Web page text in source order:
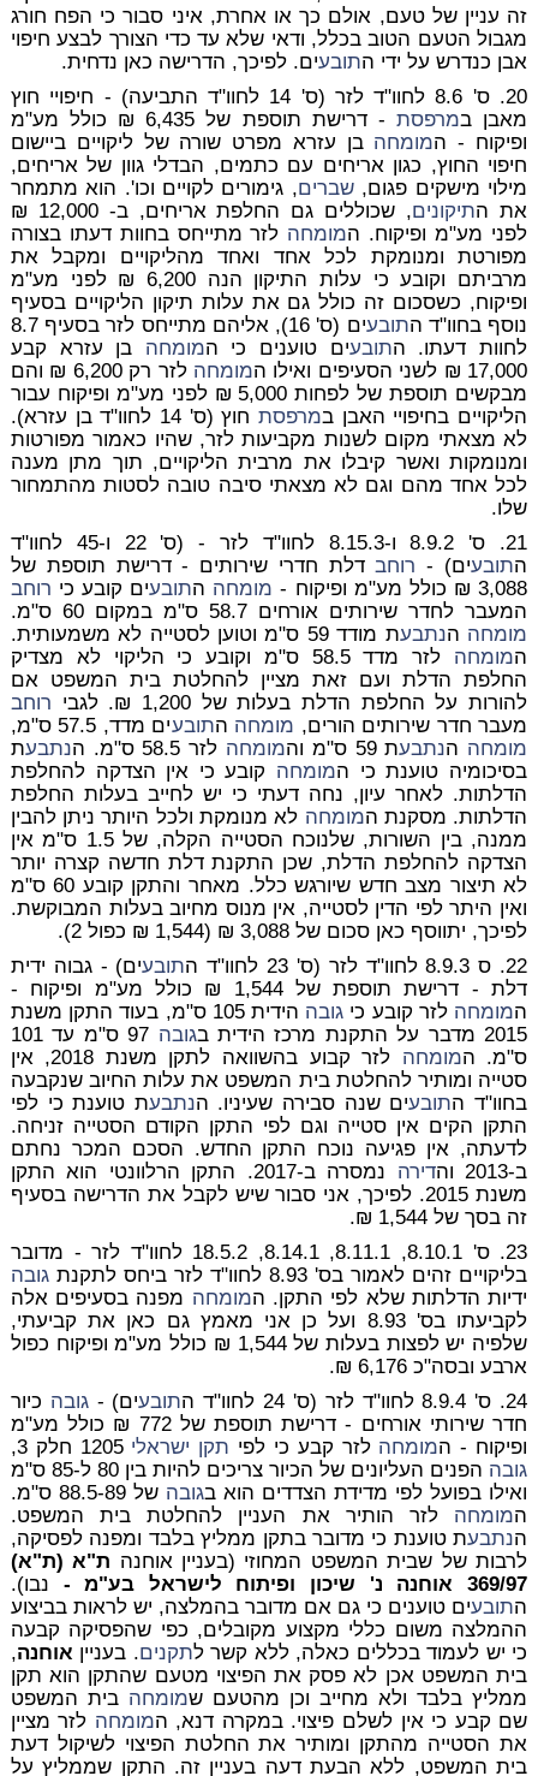
זה עניין של טעם, אולם כך או אחרת, איני סבור כי הפח חורג
מגבול הטעם הטוב בכלל, ודאי שלא עד כדי הצורך לבצע חיפוי
אבן כנדרש על ידי התובעים. לפיכך, הדרישה כאן נדחית.
20.
ס' 8.6 לחוו"ד לזר (ס' 14 לחוו"ד התביעה) - חיפויי חוץ
מאבן במרפסת
- דרישת תוספת של 6,435 ₪ כולל מע"מ
ופיקוח - המומחה בן עזרא מפרט שורה של ליקויים ביישום
חיפוי החוץ, כגון אריחים עם כתמים, הבדלי גוון של אריחים,
מילוי מישקים פגום,שברים, גימורים לקויים וכו'. הוא מתמחר
את התיקונים
, שכוללים גם החלפת אריחים, ב- 12,000 ₪
לפני מע"מ ופיקוח. המומחה לזר מתייחס בחוות דעתו בצורה
מפורטת ומנומקת לכל אחד ואחד מהליקויים ומקבל את
מרביתם וקובע כי עלות התיקון הנה 6,200 ₪ לפני מע"מ
ופיקוח, כשסכום זה כולל גם את עלות תיקון הליקויים בסעיף
נוסף בחוו"ד התובע
ים (ס' 16), אליהם מתייחס לזר בסעיף 8.7
לחוות דעתו. התובעים טוענים כי המומחה בן עזרא קבע
17,000 ₪ לשני הסעיפים ואילו ה
מומחה
לזר רק 6,200 ₪ והם
מבקשים תוספת של לפחות 5,000 ₪ לפני מע"מ ופיקוח עבור
הליקויים בחיפויי האבן במרפסת
חוץ (ס' 14 לחוו"ד בן עזרא).
לא מצאתי מקום לשנות מקביעות לזר, שהיו כאמור מפורטות
ומנומקות ואשר קיבלו את מרבית הליקויים, תוך מתן מענה
לכל אחד מהם וגם לא מצאתי סיבה טובה לסטות מהתמחור
שלו.
21.
ס' 8.9.2 ו-8.15.3 לחוו"ד לזר - (ס' 22 ו-45 לחוו"ד
התובעים) - רוחבדלת חדרי שירותים - דרישת תוספת של
3,088 ₪ כולל מע"מ ופיקוח
- מומחה התובעים קובע כי רוחב
המעבר לחדר שירותים אורחים 58.7 ס"מ במקום 60 ס"מ.
מומחה הנתבע
ת מודד 59 ס"מ וטוען לסטייה לא משמעותית.
המומחה
לזר מדד 58.5 ס"מ וקובע כי הליקוי לא מצדיק
החלפת הדלת ועם זאת מציין להחלטת בית המשפט אם
להורות על החלפת הדלת בעלות של 1,200 ₪. לגבי
רוחב
מעבר חדר שירותים הורים, מומחה התובעים מדד, 57.5 ס"מ,
מומחה הנתבעת 59 ס"מ וה מומחה לזר 58.5 ס"מ. ה נתבעת
בסיכומיה טוענת כי המומחה קובע כי אין הצדקה להחלפת
הדלתות. לאחר עיון, נחה דעתי כי יש לחייב בעלות החלפת
הדלתות. מסקנת המומחה לא מנומקת ולכל היותר ניתן להבין
ממנה, בין השורות, שלנוכח הסטייה הקלה, של 1.5 ס"מ אין
הצדקה להחלפת הדלת, שכן התקנת דלת חדשה קצרה יותר
לא תיצור מצב חדש שיורגש כלל. מאחר והתקן קובע 60 ס"מ
ואין היתר לפי הדין לסטייה, אין מנוס מחיוב בעלות המבוקשת.
לפיכך, יתווסף כאן סכום של 3,088 ₪
(1,544 ₪ כפול 2).
22.
ס 8.9.3 לחוו"ד לזר (ס' 23 לחוו"ד ה תובעים) - גבוה ידית
דלת - דרישת תוספת של 1,544 ₪ כולל מע"מ ופיקוח
-
המומחה לזר קובע כי גובה
הידית 105 ס"מ, בעוד התקן משנת
2015 מדבר על התקנת מרכז הידית ב
גובה
97 ס"מ עד 101
ס"מ. המומחה
לזר קבוע בהשוואה לתקן משנת 2018, אין
סטייה ומותיר להחלטת בית המשפט את עלות החיוב שנקבעה
בחוו"ד התובעים שנה סבירה שעיניו. הנתבעת טוענת כי לפי
התקן הקים אין סטייה וגם לפי התקן הקודם הסטייה זניחה.
לדעתה, אין פגיעה נוכח התקן החדש. הסכם המכר נחתם
ב-2013 וה
דירה
נמסרה ב-2017. התקן הרלוונטי הוא התקן
משנת 2015. לפיכך, אני סבור שיש לקבל את הדרישה בסעיף
זה בסך של 1,544 ₪
.
23.
ס' 8.10.1, 8.11.1, 8.14.1, 18.5.2 לחוו"ד לזר
- מדובר
בליקויים זהים לאמור בס' 8.93 לחוו"ד לזר ביחס לתקנת
גובה
ידיות הדלתות שלא לפי התקן. המומחה מפנה בסעיפים אלה
לקביעתו בס' 8.93 ועל כן אני מאמץ גם כאן את קביעתי,
שלפיה יש לפצות בעלות של 1,544 ₪ כולל מע"מ ופיקוח כפול
ארבע ובסה"כ 6,176 ₪
.
24.
ס' 8.9.4 לחוו"ד לזר (ס' 24 לחוו"ד ה תובעים) -גובה כיור
חדר שירותי אורחים - דרישת תוספת של 772 ₪ כולל מע"מ
ופיקוח - המומחה לזר קבע כי לפי תקן ישראלי 1205 חלק 3,
גובה
הפנים העליונים של הכיור צריכים להיות בין 80 ל-85 ס"מ
ואילו בפועל לפי מדידת הצדדים הוא בגובה
של 88.5-89 ס"מ.
המומחה לזר הותיר את העניין להחלטת בית המשפט.
הנתבעת טוענת כי מדוברבתקן ממליץ בלבד ומפנה לפסיקה,
לרבות של שבית המשפט המחוזי (בעניין אוחנה ת"א (ת"א)
369/97 אוחנה נ' שיכון ופיתוח לישראל בע"מ -
נבו).
התובעים טוענים כי גם אם מדובר בהמלצה, יש לראות בביצוע
ההמלצה משום כללי מקצוע מקובלים, כפי שהפסיקה קבעה
כי יש לעמוד בכללים כאלה, ללא קשר לתקנים. בעניין אוחנה,
בית המשפט אכן לא פסק את הפיצוי מטעם שהתקן הוא תקן
ממליץ בלבד ולא מחייב וכן מהטעם שמומחה בית המשפט
שם קבע כי אין לשלם פיצוי. במקרה דנא, המומחה לזר מציין
את הסטייה מהתקן ומותיר את החלטת הפיצוי לשיקול דעת
בית המשפט, ללא הבעת דעה בעניין זה. התקן שממליץ על